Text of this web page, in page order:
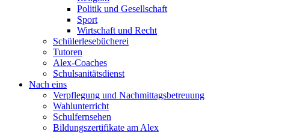
Politik und Gesellschaft
Sport
Wirtschaft und Recht
Schülerlesebücherei
Tutoren
Alex-Coaches
Schulsanitätsdienst
Nach eins
Verpflegung und Nachmittagsbetreuung
Wahlunterricht
Schulfernsehen
Bildungszertifikate am Alex